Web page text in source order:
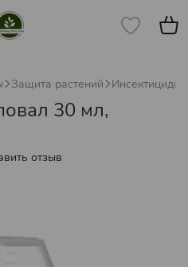
Защита растений Инсектициды
30 мл,
отзыв